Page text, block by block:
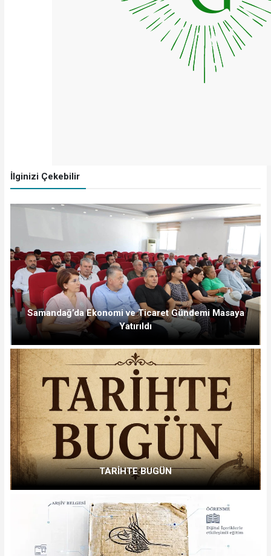
İlginizi Çekebilir
Samandağ’da Ekonomi ve Ticaret Gündemi Masaya
Yatırıldı
TARİHTE BUGÜN